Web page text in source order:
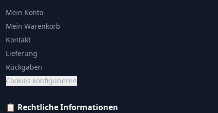
Mein Konto
Mein Warenkorb
Kontakt
Lieferung
Rückgaben
Cookies konfigurieren
📋 Rechtliche Informationen